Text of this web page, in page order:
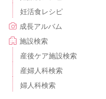
妊活食レシピ
成長アルバム
施設検索
産後ケア施設検索
産婦人科検索
婦人科検索